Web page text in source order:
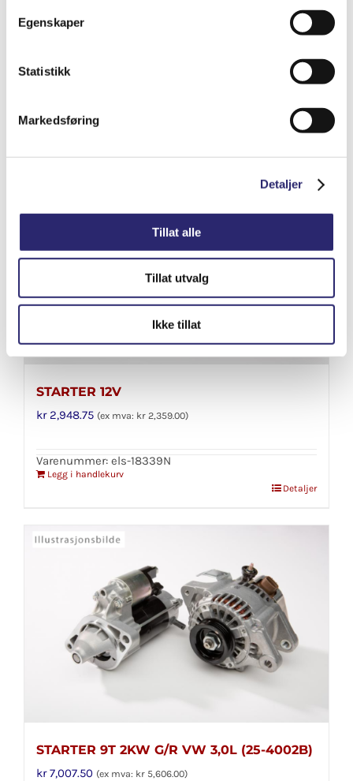
Egenskaper
Statistikk
Markedsføring
Detaljer
Tillat alle
Tillat utvalg
Ikke tillat
STARTER 10T 3.6KW M/GIR OG ROTERB
NESE
Legg i handlekurv
Detaljer
STARTER 12V
kr2,948.75 (ex mva: kr 2,359.00)
Varenummer: els-18339N
Legg i handlekurv
Detaljer
STARTER 9T 2KW G/R VW 3,0L (25-4002B)
kr7,007.50 (ex mva: kr 5,606.00)